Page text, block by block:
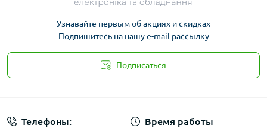
Узнавайте первым об акциях и скидках
Подпишитесь на нашу e-mail рассылку
Подписаться
Телефоны: Время работы